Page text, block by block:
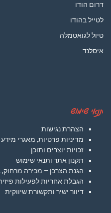
דרום הודו
לטייל בהודו
טיול לגואטמלה
איסלנד
תנאי שימוש
הצהרת נגישות
מדיניות פרטיות, מאגרי מידע
זכויות יוצרים ותוכן
תקנון אתר ותנאי שימוש
הגנת הצרכן – מכירה מרחוק,
הגבלת אחריות לפעילות
דיוור ישיר ותקשורת שיווקית